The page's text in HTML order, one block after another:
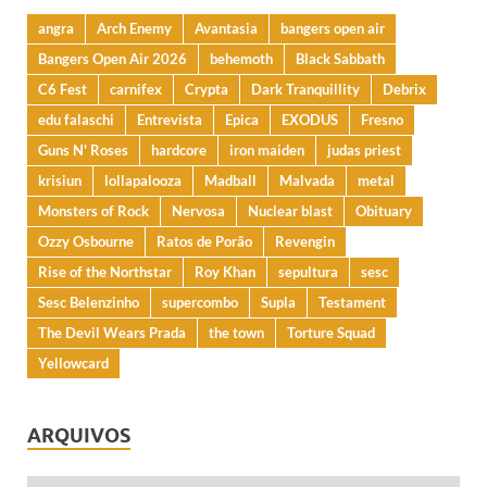
angra Arch Enemy Avantasia
bangers open air
Bangers Open Air 2026
behemoth
Black Sabbath
C6 Fest
carnifex Crypta Dark Tranquillity
Debrix
edu falaschi
Entrevista Epica EXODUS
Fresno
Guns N' Roses
hardcore iron maiden
judas priest
krisiun
lollapalooza Madball Malvada
metal
Monsters of Rock
Nervosa Nuclear blast
Obituary
Ozzy Osbourne
Ratos de Porão
Revengin
Rise of the Northstar
Roy Khan sepultura
sesc
Sesc Belenzinho
supercombo Supla
Testament
The Devil Wears Prada
the town
Torture Squad
Yellowcard
ARQUIVOS